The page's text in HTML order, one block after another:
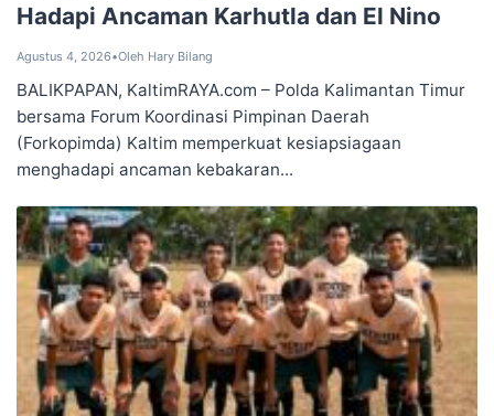
Hadapi Ancaman Karhutla dan El Nino
Agustus 4, 2026•Oleh Hary Bilang
BALIKPAPAN, KaltimRAYA.com – Polda Kalimantan Timur
bersama Forum Koordinasi Pimpinan Daerah
(Forkopimda) Kaltim memperkuat kesiapsiagaan
menghadapi ancaman kebakaran...